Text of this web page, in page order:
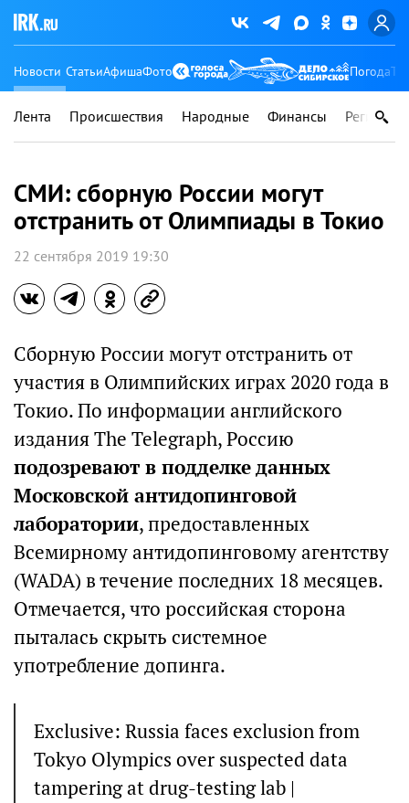
Новости СтатьиАфишаФото Погода
Лента Происшествия Народные Финансы Регионы
СМИ: сборную России могут
отстранить от Олимпиады в Токио
22 сентября 2019 19:30
Сборную России могут отстранить от
участия в Олимпийских играх 2020 года в
Токио. По информации английского
издания The Telegraph, Россию
подозревают в подделке данных
Московской антидопинговой
лаборатории, предоставленных
Всемирному антидопинговому агентству
(WADA) в течение последних 18 месяцев.
Отмечается, что российская сторона
пыталась скрыть системное
употребление допинга.
Exclusive: Russia faces exclusion from
Tokyo Olympics over suspected data
tampering at drug-testing lab |